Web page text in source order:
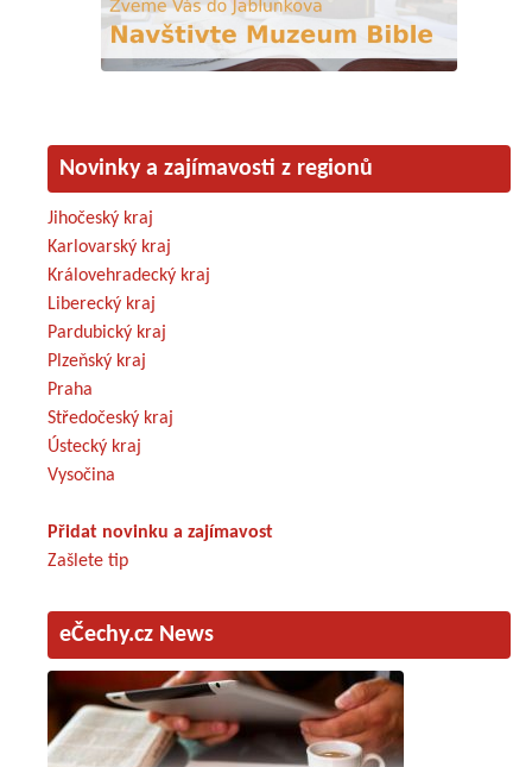
Novinky a zajímavosti z regionů
Jihočeský kraj
Karlovarský kraj
Královehradecký kraj
Liberecký kraj
Pardubický kraj
Plzeňský kraj
Praha
Středočeský kraj
Ústecký kraj
Vysočina
Přidat novinku a zajímavost
Zašlete tip
eČechy.cz News